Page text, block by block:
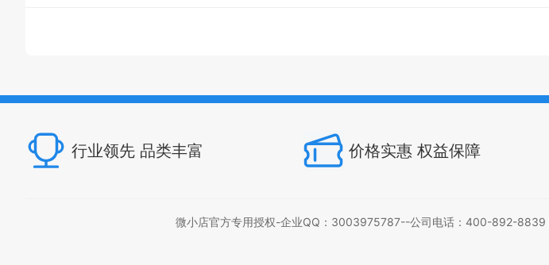
行业领先 品类丰富 价格实惠 权益保障
微小店官方专用授权-企业QQ：3003975787--公司电话：400-892-8839